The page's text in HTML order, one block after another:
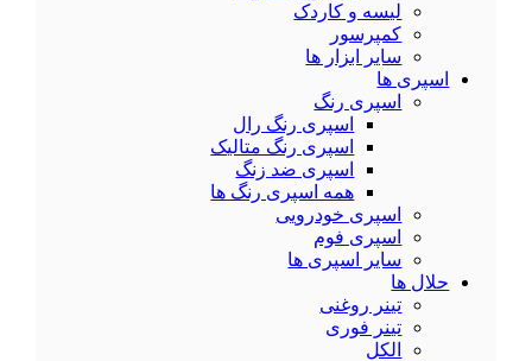
لیسه و کاردک
کمپرسور
سایر ابزار ها
اسپری ها
اسپری رنگ
اسپری رنگ رال
اسپری رنگ متالیک
اسپری ضد زنگ
همه اسپری رنگ ها
اسپری خودرویی
اسپری فوم
سایر اسپری ها
حلال ها
تینر روغنی
تینر فوری
الکل